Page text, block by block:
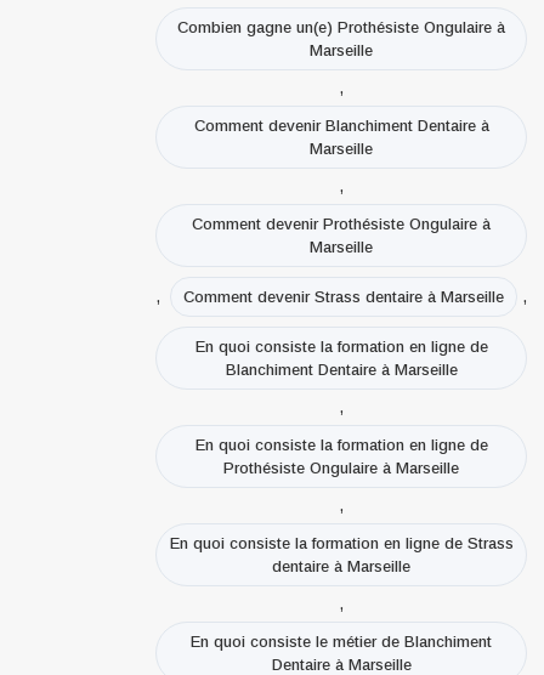
Combien gagne un(e) Prothésiste Ongulaire à
Marseille
,
Comment devenir Blanchiment Dentaire à
Marseille
,
Comment devenir Prothésiste Ongulaire à
Marseille
, Comment devenir Strass dentaire à Marseille ,
En quoi consiste la formation en ligne de
Blanchiment Dentaire à Marseille
,
En quoi consiste la formation en ligne de
Prothésiste Ongulaire à Marseille
,
En quoi consiste la formation en ligne de Strass
dentaire à Marseille
,
En quoi consiste le métier de Blanchiment
Dentaire à Marseille